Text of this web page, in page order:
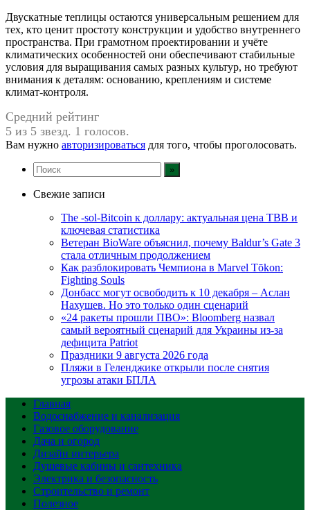
Двускатные теплицы остаются универсальным решением для
тех, кто ценит простоту конструкции и удобство внутреннего
пространства. При грамотном проектировании и учёте
климатических особенностей они обеспечивают стабильные
условия для выращивания самых разных культур, но требуют
внимания к деталям: основанию, креплениям и системе
климат-контроля.
Средний рейтинг
5 из 5 звезд. 1 голосов.
Вам нужно авторизироваться для того, чтобы проголосовать.
Свежие записи
The -sol-Bitcoin к доллару: актуальная цена TBB и
ключевая статистика
Ветеран BioWare объяснил, почему Baldur’s Gate 3
стала отличным продолжением
Как разблокировать Чемпиона в Marvel Tōkon:
Fighting Souls
Донбасс могут освободить к 10 декабря – Аслан
Нахушев. Но это только один сценарий
«24 ракеты прошли ПВО»: Bloomberg назвал
самый вероятный сценарий для Украины из-за
дефицита Patriot
Праздники 9 августа 2026 года
Пляжи в Геленджике открыли после снятия
угрозы атаки БПЛА
Главная
Водоснабжение и канализация
Газовое оборудование
Дача и огород
Дизайн интерьера
Душевые кабины и сантехника
Электрика и безопасность
Строительство и ремонт
Полезное